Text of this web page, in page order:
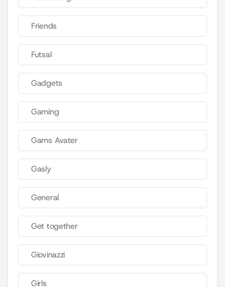
Friends
Futsal
Gadgets
Gaming
Gams Avater
Gasly
General
Get together
Giovinazzi
Girls